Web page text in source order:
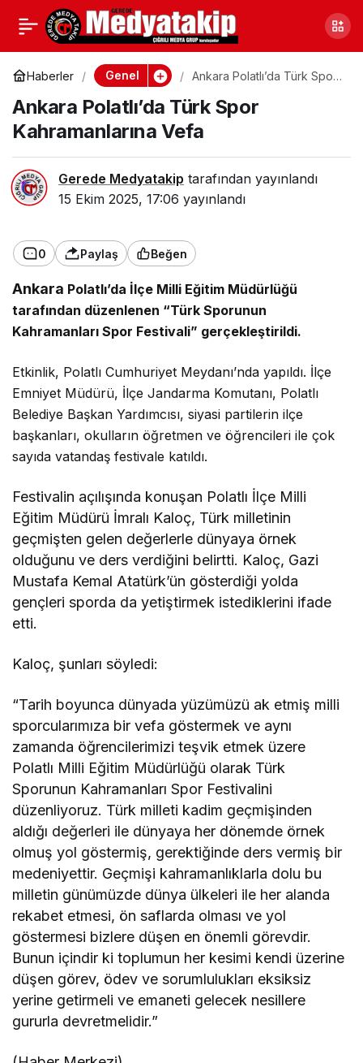
Haberler Genel
Ankara Polatlı’da Türk Spor
Ankara Polatlı’da Türk Spor
Kahramanlarına Vefa
Gerede Medyatakip tarafından yayınlandı
15 Ekim 2025, 17:06 yayınlandı
0 Paylaş Beğen
Ankara Polatlı’da İlçe Milli Eğitim Müdürlüğü
tarafından düzenlenen “Türk Sporunun
Kahramanları Spor Festivali” gerçekleştirildi.
Etkinlik, Polatlı Cumhuriyet Meydanı’nda yapıldı. İlçe
Emniyet Müdürü, İlçe Jandarma Komutanı, Polatlı
Belediye Başkan Yardımcısı, siyasi partilerin ilçe
başkanları, okulların öğretmen ve öğrencileri ile çok
sayıda vatandaş festivale katıldı.
Festivalin açılışında konuşan Polatlı İlçe Milli
Eğitim Müdürü İmralı Kaloç, Türk milletinin
geçmişten gelen değerlerle dünyaya örnek
olduğunu ve ders verdiğini belirtti. Kaloç, Gazi
Mustafa Kemal Atatürk’ün gösterdiği yolda
gençleri sporda da yetiştirmek istediklerini ifade
etti.
Kaloç, şunları söyledi:
“Tarih boyunca dünyada yüzümüzü ak etmiş milli
sporcularımıza bir vefa göstermek ve aynı
zamanda öğrencilerimizi teşvik etmek üzere
Polatlı Milli Eğitim Müdürlüğü olarak Türk
Sporunun Kahramanları Spor Festivalini
düzenliyoruz. Türk milleti kadim geçmişinden
aldığı değerleri ile dünyaya her dönemde örnek
olmuş yol göstermiş, gerektiğinde ders vermiş bir
medeniyettir. Geçmişi kahramanlıklarla dolu bu
milletin günümüzde dünya ülkeleri ile her alanda
rekabet etmesi, ön saflarda olması ve yol
göstermesi bizlere düşen en önemli görevdir.
Bunun içindir ki toplumun her kesimi kendi üzerine
düşen görev, ödev ve sorumlulukları eksiksiz
yerine getirmeli ve emaneti gelecek nesillere
gururla devretmelidir.”
Kastamonu’da Gazze
İçin Duygusal Sergi
Paylaş